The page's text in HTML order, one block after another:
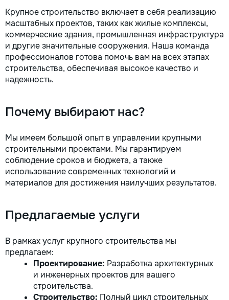
Крупное строительство включает в себя реализацию
масштабных проектов, таких как жилые комплексы,
коммерческие здания, промышленная инфраструктура
и другие значительные сооружения. Наша команда
профессионалов готова помочь вам на всех этапах
строительства, обеспечивая высокое качество и
надежность.
Почему выбирают нас?
Мы имеем большой опыт в управлении крупными
строительными проектами. Мы гарантируем
соблюдение сроков и бюджета, а также
использование современных технологий и
материалов для достижения наилучших результатов.
Предлагаемые услуги
В рамках услуг крупного строительства мы
предлагаем:
Проектирование: Разработка архитектурных
и инженерных проектов для вашего
строительства.
Строительство: Полный цикл строительных